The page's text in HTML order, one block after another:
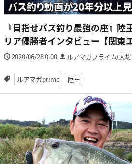
『目指せバス釣り最強の座』
リア優勝者インタビュー【関東
2020/06/28 0:00 ルアマガプライム(大
ルアマガprime 陸王